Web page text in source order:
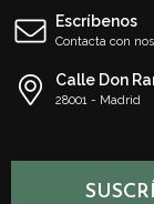
Escríbenos
Contacta con
Calle Don
28001 - Madrid